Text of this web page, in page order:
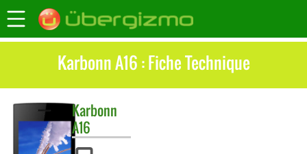
Karbonn A16 : Fiche Technique
Karbonn
A16